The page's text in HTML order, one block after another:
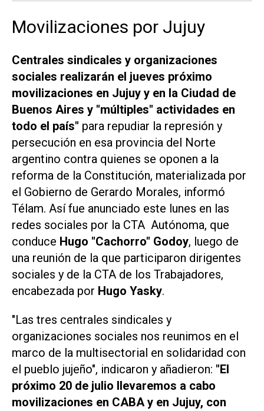
Movilizaciones por Jujuy
Centrales sindicales y organizaciones
sociales realizarán el jueves próximo
movilizaciones en Jujuy y en la Ciudad de
Buenos Aires y "múltiples" actividades en
todo el país" para repudiar la represión y
persecución en esa provincia del Norte
argentino contra quienes se oponen a la
reforma de la Constitución, materializada por
el Gobierno de Gerardo Morales, informó
Télam. Así fue anunciado este lunes en las
redes sociales por la CTA Autónoma, que
conduce Hugo "Cachorro" Godoy, luego de
una reunión de la que participaron dirigentes
sociales y de la CTA de los Trabajadores,
encabezada por Hugo Yasky.
"Las tres centrales sindicales y
organizaciones sociales nos reunimos en el
marco de la multisectorial en solidaridad con
el pueblo jujeño", indicaron y añadieron: "El
próximo 20 de julio llevaremos a cabo
movilizaciones en CABA y en Jujuy, con